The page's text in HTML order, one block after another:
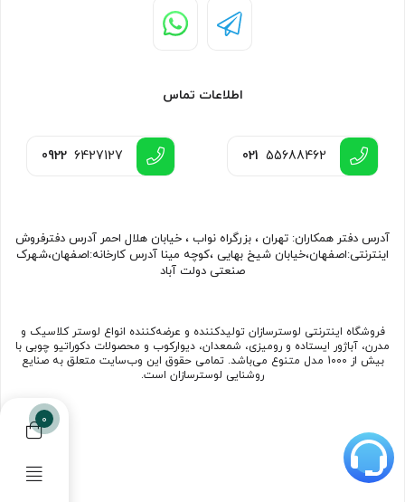
0
اطلاعات تماس
021 55688462
0922 6427127
آدرس دفتر همکاران: تهران ، بزرگراه نواب ، خیابان هلال احمر آدرس دفترفروش
اینترنتی:اصفهان،خیابان شیخ بهایی ،کوچه مینا آدرس کارخانه:اصفهان،شهرک
صنعتی دولت آباد
فروشگاه اینترنتی لوسترسازان تولیدکننده و عرضه‌کننده انواع لوستر کلاسیک و
مدرن، آباژور ایستاده و رومیزی، شمعدان، دیوارکوب و محصولات دکوراتیو چوبی با
بیش از 1000 مدل متنوع می‌باشد. تمامی حقوق این وب‌سایت متعلق به صنایع
روشنایی لوسترسازان است.